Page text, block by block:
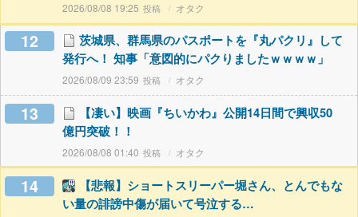
2026/08/08 19:25 オタク
12
茨城県、群馬県のパスポートを『丸パクリ』して
発行へ！ 知事「意図的にパクりましたｗｗｗｗ」
2026/08/09 23:59 オタク
13
【凄い】映画『ちいかわ』公開14日間で興収50
億円突破！！
2026/08/08 01:40 オタク
14
【悲報】ショートスリーパー堀さん、とんでもな
い量の誹謗中傷が届いて号泣する…